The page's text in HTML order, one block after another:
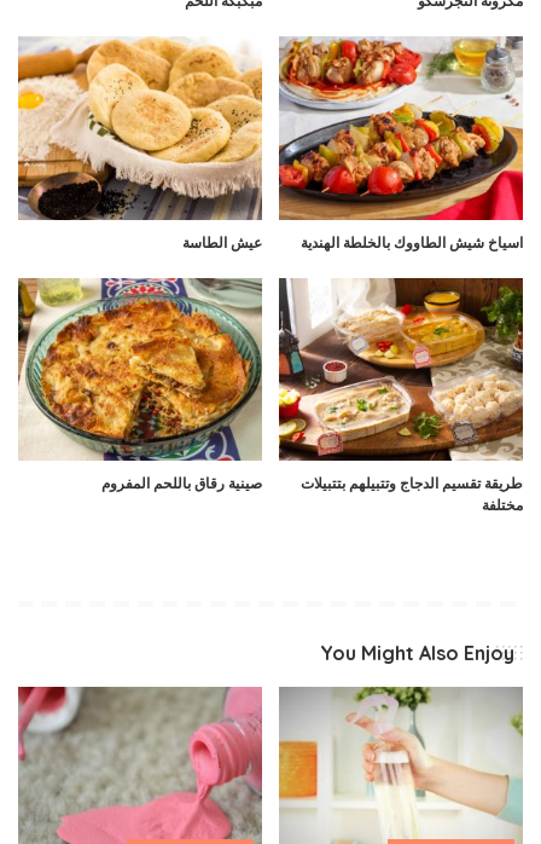
اسياخ شيش الطاووك بالخلطة الهندية عيش الطاسة
طريقة تقسيم الدجاج وتتبيلهم بتتبيلات
مختلفة
صينية رقاق باللحم المفروم
You Might Also Enjoy